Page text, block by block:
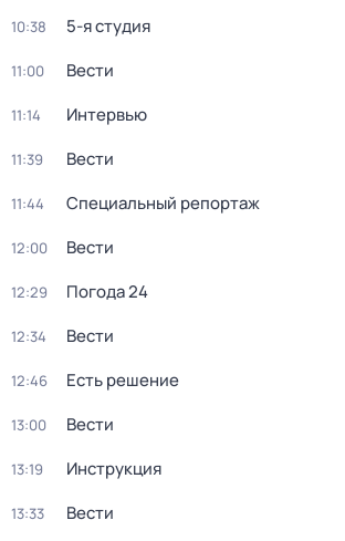
10:38 5-я студия
11:00 Вести
11:14 Интервью
11:39 Вести
11:44 Специальный репортаж
12:00 Вести
12:29 Погода 24
12:34 Вести
12:46 Есть решение
13:00 Вести
13:19 Инструкция
13:33 Вести